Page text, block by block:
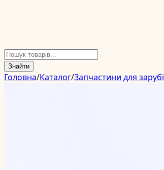
Знайти
Головна/Каталог/Запчастини для